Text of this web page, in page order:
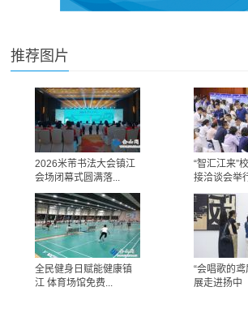
推荐图片
2026米芾书法大会镇江
会场闭幕式圆满落...
“智汇江来”
接洽谈会举
全民健身日赋能健康镇
江 体育场馆免费...
“会唱歌的
展走进扬中